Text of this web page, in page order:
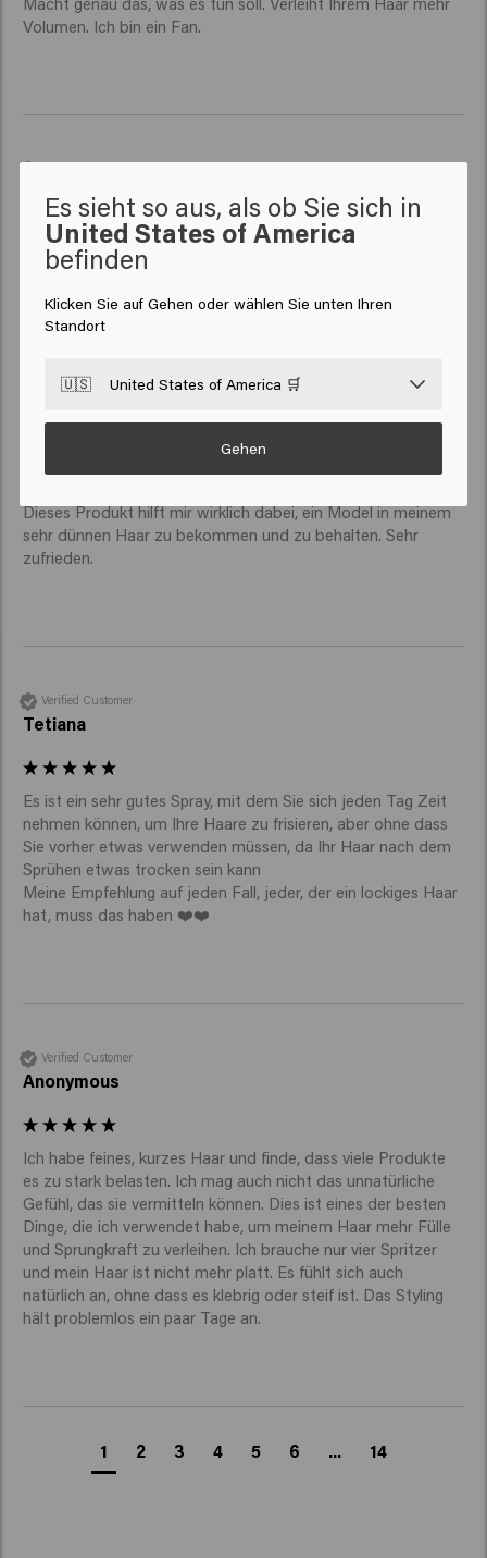
Volumen. Ich bin ein Fan.
Super
Dieses Produkt hilft mir wirklich dabei, ein Model in meinem
sehr dünnen Haar zu bekommen und zu behalten. Sehr
zufrieden.
Verified Customer
Tetiana
Es ist ein sehr gutes Spray, mit dem Sie sich jeden Tag Zeit
nehmen können, um Ihre Haare zu frisieren, aber ohne dass
Sie vorher etwas verwenden müssen, da Ihr Haar nach dem
Sprühen etwas trocken sein kann
Meine Empfehlung auf jeden Fall, jeder, der ein lockiges Haar
hat, muss das haben ❤️❤️
Verified Customer
Anonymous
Ich habe feines, kurzes Haar und finde, dass viele Produkte
es zu stark belasten. Ich mag auch nicht das unnatürliche
Gefühl, das sie vermitteln können. Dies ist eines der besten
Dinge, die ich verwendet habe, um meinem Haar mehr Fülle
und Sprungkraft zu verleihen. Ich brauche nur vier Spritzer
und mein Haar ist nicht mehr platt. Es fühlt sich auch
natürlich an, ohne dass es klebrig oder steif ist. Das Styling
hält problemlos ein paar Tage an.
1 2 3 4 5 6 ... 14
Es sieht so aus, als ob Sie sich in
United States of America
befinden
Klicken Sie auf Gehen oder wählen Sie unten Ihren
Standort
🇺🇸 United States of America 🛒
Gehen